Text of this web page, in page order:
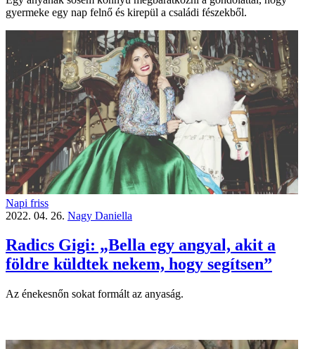
gyermeke egy nap felnő és kirepül a családi fészekből.
Napi friss
2022. 04. 26. Nagy Daniella
Radics Gigi: „Bella egy angyal, akit a
földre küldtek nekem, hogy segítsen”
Az énekesnőn sokat formált az anyaság.